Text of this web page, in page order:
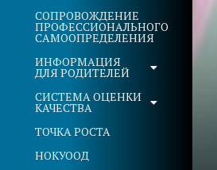
СОПРОВОЖДЕНИЕ
ПРОФЕССИОНАЛЬНОГО
САМООПРЕДЕЛЕНИЯ
ИНФОРМАЦИЯ
ДЛЯ РОДИТЕЛЕЙ
СИСТЕМА ОЦЕНКИ
КАЧЕСТВА
ТОЧКА РОСТА
НОКУООД